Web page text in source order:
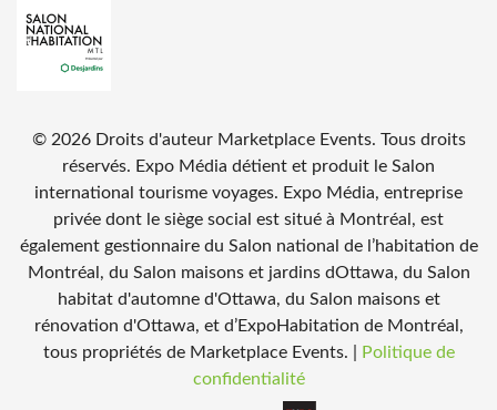
©2026 Droits d'auteur Marketplace Events. Tous droits
réservés. Expo Média détient et produit le Salon
international tourisme voyages. Expo Média, entreprise
privée dont le siège social est situé à Montréal, est
également gestionnaire du Salon national de l’habitation de
Montréal, du Salon maisons et jardins dOttawa, du Salon
habitat d'automne d'Ottawa, du Salon maisons et
rénovation d'Ottawa, et d’ExpoHabitation de Montréal,
tous propriétés de Marketplace Events.
Politique de
confidentialité